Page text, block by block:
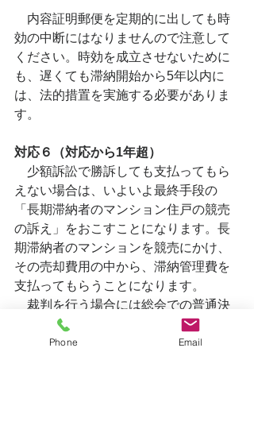
内容証明郵便を定期的に出しても時
効の中断にはなりませんので注意して
ください。時効を成立させないために
も、遅くても滞納開始から5年以内に
は、法的措置を実施する必要がありま
す。
対応６（対応から1年超）
少額訴訟で勝訴しても支払ってもら
えない場合は、いよいよ最終手段の
「長期滞納者のマンション住戸の競売
の訴え」をおこすことになります。長
期滞納者のマンションを競売にかけ、
その売却費用の中から、滞納管理費を
支払ってもらうことになります。
裁判を行う場合には総会での普通決
議が必要です。訴えは理事長が管理組
合を代表して訴訟します。
Phone Email